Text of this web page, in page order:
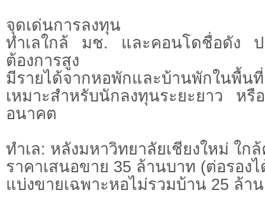
จุดเด่นการลงทุน
ทำเลใกล้ มช. และคอนโดชื่อดัง ป
ต้องการสูง
มีรายได้จากหอพักและบ้านพักในพื้นที่
เหมาะสำหรับนักลงทุนระยะยาว หรื
อนาคต
ทำเล: หลังมหาวิทยาลัยเชียงใหม่ ใก
ราคาเสนอขาย 35 ล้านบาท (ต่อรองไ
แบ่งขาย​เฉพาะ​หอ​ไม่รวมบ้าน 25​ ล้าน​